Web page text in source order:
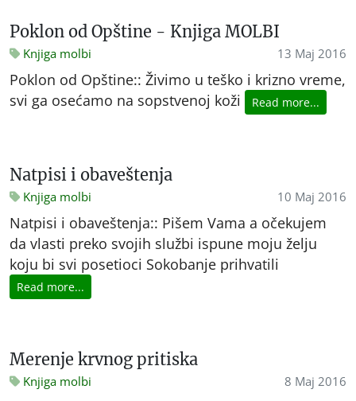
Poklon od Opštine - Knjiga MOLBI
Knjiga molbi 13 Maj 2016
Poklon od Opštine:: Živimo u teško i krizno vreme,
svi ga osećamo na sopstvenoj koži
Read more...
Natpisi i obaveštenja
Knjiga molbi 10 Maj 2016
Natpisi i obaveštenja:: Pišem Vama a očekujem
da vlasti preko svojih službi ispune moju želju
koju bi svi posetioci Sokobanje prihvatili
Read more...
Merenje krvnog pritiska
Knjiga molbi 8 Maj 2016